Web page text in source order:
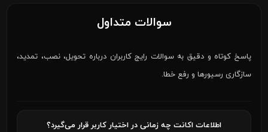
سوالات متداول
پاسخ کوتاه و دقیق به سوالات رایج کاربران درباره تحویل، نصب، تمدید،
سازگاری رسیورها و رفع خطا.
اطلاعات اکانت چه زمانی در اختیار کاربر قرار می‌گیرد؟